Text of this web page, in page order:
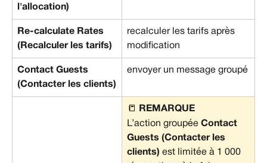
l'allocation)
Re-calculate Rates
(Recalculer les tarifs)
recalculer les tarifs après
modification
Contact Guests
(Contacter les clients)
envoyer un message groupé
📒
REMARQUE
L’action groupée Contact
Guests (Contacter les
clients) est limitée à 1 000